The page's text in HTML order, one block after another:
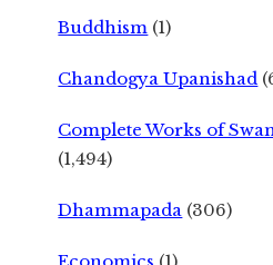
Buddhism (1)
Chandogya Upanishad
Complete Works of
(1,494)
Dhammapada (306)
Economics (1)